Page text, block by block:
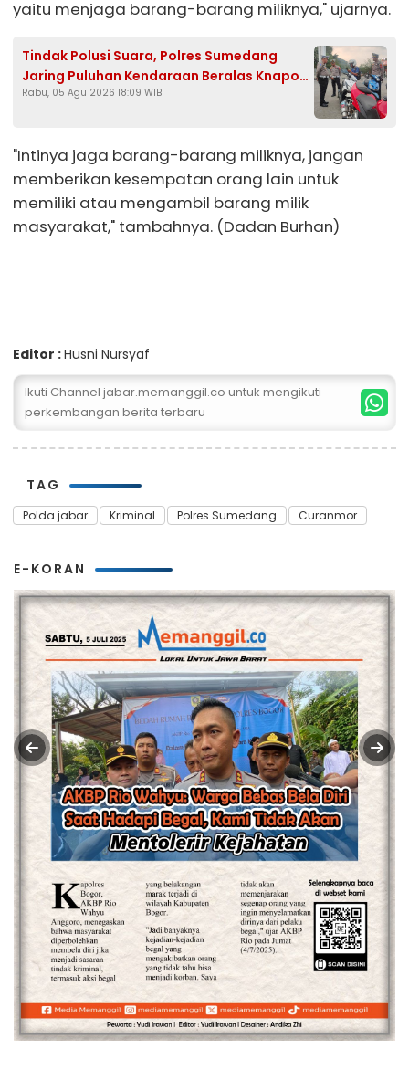
yaitu menjaga barang-barang miliknya," ujarnya.
Tindak Polusi Suara, Polres Sumedang
Jaring Puluhan Kendaraan Beralas Knapot
Brong
Rabu, 05 Agu 2026 18:09 WIB
"Intinya jaga barang-barang miliknya, jangan
memberikan kesempatan orang lain untuk
memiliki atau mengambil barang milik
masyarakat," tambahnya. (Dadan Burhan)
Editor :Husni Nursyaf
Ikuti Channel jabar.memanggil.co untuk mengikuti
perkembangan berita terbaru
TAG
Polda jabar Kriminal Polres Sumedang Curanmor
E-KORAN